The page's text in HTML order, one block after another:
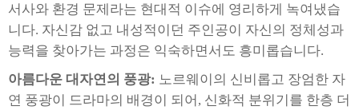
서사와 환경 문제라는 현대적 이슈에 영리하게 녹여냈습
니다. 자신감 없고 내성적이던 주인공이 자신의 정체성과
능력을 찾아가는 과정은 익숙하면서도 흥미롭습니다.
아름다운 대자연의 풍광: 노르웨이의 신비롭고 장엄한 자
연 풍광이 드라마의 배경이 되어, 신화적 분위기를 한층 더